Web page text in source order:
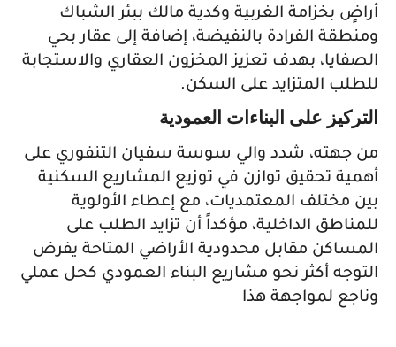
أراضٍ بخزامة الغربية وكدية مالك ببئر الشباك
ومنطقة الفرادة بالنفيضة، إضافة إلى عقار بحي
الصفايا، بهدف تعزيز المخزون العقاري والاستجابة
للطلب المتزايد على السكن.
التركيز على البناءات العمودية
من جهته، شدد والي سوسة سفيان التنفوري على
أهمية تحقيق توازن في توزيع المشاريع السكنية
بين مختلف المعتمديات، مع إعطاء الأولوية
للمناطق الداخلية، مؤكداً أن تزايد الطلب على
المساكن مقابل محدودية الأراضي المتاحة يفرض
التوجه أكثر نحو مشاريع البناء العمودي كحل عملي
وناجع لمواجهة هذا